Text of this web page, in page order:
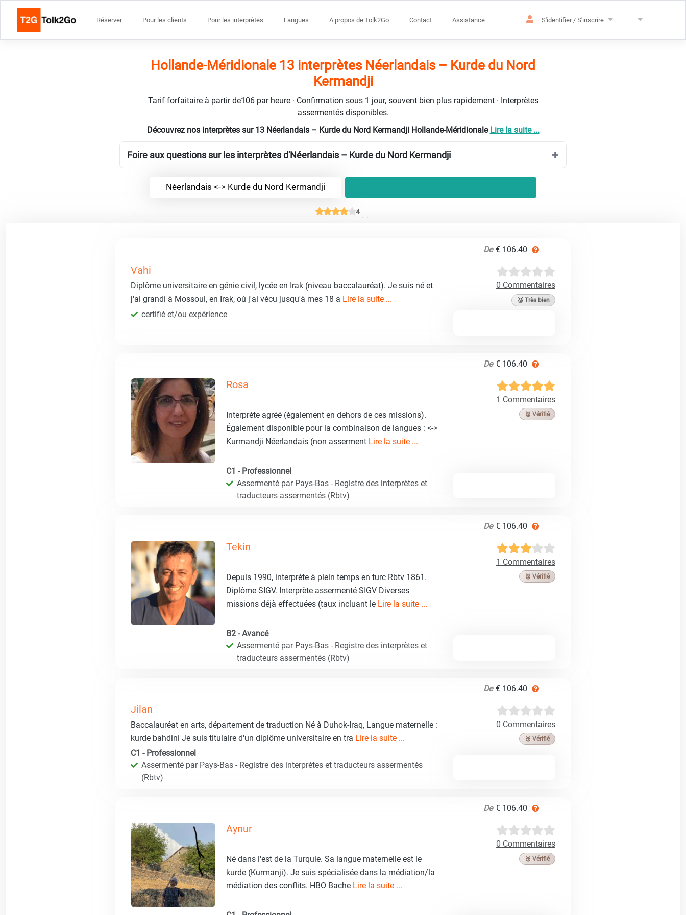
Réserver Pour les clients Pour les interprètes Langues A propos de Tolk2Go Contact Assistance S'identifier / S'inscrire
Hollande-Méridionale 13 interprètes Néerlandais – Kurde du Nord
Kermandji
Tarif forfaitaire à partir de106 par heure · Confirmation sous 1 jour, souvent bien plus rapidement · Interprètes
assermentés disponibles.
Découvrez nos interprètes sur 13 Néerlandais – Kurde du Nord Kermandji Hollande-Méridionale Lire la suite ...
Foire aux questions sur les interprètes d'Néerlandais – Kurde du Nord Kermandji
Néerlandais <-> Kurde du Nord Kermandji
4
De € 106.40
Vahi
0 Commentaires
🥈 Très bien
Diplôme universitaire en génie civil, lycée en Irak (niveau baccalauréat). Je suis né et
j'ai grandi à Mossoul, en Irak, où j'ai vécu jusqu'à mes 18 a Lire la suite ...
certifié et/ou expérience
De € 106.40
Rosa
1 Commentaires
🥉 Vérifié
Interprète agréé (également en dehors de ces missions).
Également disponible pour la combinaison de langues : <->
Kurmandji Néerlandais (non asserment Lire la suite ...
C1 - Professionnel
Assermenté par Pays-Bas - Registre des interprètes et
traducteurs assermentés (Rbtv)
De € 106.40
Tekin
1 Commentaires
🥉 Vérifié
Depuis 1990, interprète à plein temps en turc Rbtv 1861.
Diplôme SIGV. Interprète assermenté SIGV Diverses
missions déjà effectuées (taux incluant le Lire la suite ...
B2 - Avancé
Assermenté par Pays-Bas - Registre des interprètes et
traducteurs assermentés (Rbtv)
De € 106.40
Jilan
0 Commentaires
🥉 Vérifié
Baccalauréat en arts, département de traduction Né à Duhok-Iraq, Langue maternelle :
kurde bahdini Je suis titulaire d'un diplôme universitaire en tra Lire la suite ...
C1 - Professionnel
Assermenté par Pays-Bas - Registre des interprètes et traducteurs assermentés
(Rbtv)
De € 106.40
Aynur
0 Commentaires
🥉 Vérifié
Né dans l'est de la Turquie. Sa langue maternelle est le
kurde (Kurmanji). Je suis spécialisée dans la médiation/la
médiation des conflits. HBO Bache Lire la suite ...